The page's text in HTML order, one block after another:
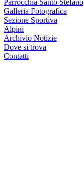
Parrocchia Santo Stefano
Galleria Fotografica
Sezione Sportiva
Alpini
Archivio Notizie
Dove si trova
Contatti